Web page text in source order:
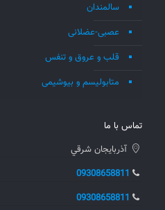
سالمندان
عصبی-عضلانی
قلب و عروق و تنفس
متابولیسم و بیوشیمی
تماس با ما
آذربايجان شرقي
09308658811
09308658811